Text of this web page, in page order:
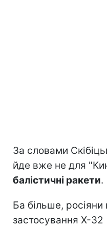
За словами
йде вже не для
балістичні ракети.
Ба більше,
застосування Х-32